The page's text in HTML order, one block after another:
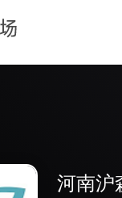
河南沪